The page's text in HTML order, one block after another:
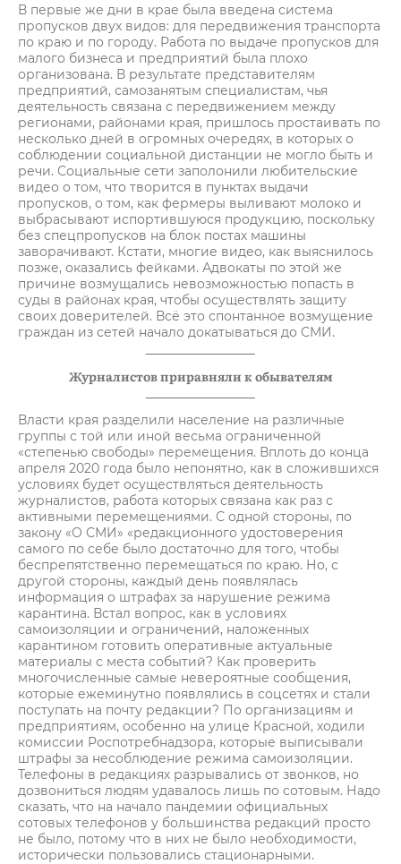
В первые же дни в крае была введена система
пропусков двух видов: для передвижения транспорта
по краю и по городу. Работа по выдаче пропусков для
малого бизнеса и предприятий была плохо
организована. В результате представителям
предприятий, самозанятым специалистам, чья
деятельность связана с передвижением между
регионами, районами края, пришлось простаивать по
несколько дней в огромных очередях, в которых о
соблюдении социальной дистанции не могло быть и
речи. Социальные сети заполонили любительские
видео о том, что творится в пунктах выдачи
пропусков, о том, как фермеры выливают молоко и
выбрасывают испортившуюся продукцию, поскольку
без спецпропусков на блок постах машины
заворачивают. Кстати, многие видео, как выяснилось
позже, оказались фейками. Адвокаты по этой же
причине возмущались невозможностью попасть в
суды в районах края, чтобы осуществлять защиту
своих доверителей. Всё это спонтанное возмущение
граждан из сетей начало докатываться до СМИ.
Журналистов приравняли к обывателям
Власти края разделили население на различные
группы с той или иной весьма ограниченной
«степенью свободы» перемещения. Вплоть до конца
апреля 2020 года было непонятно, как в сложившихся
условиях будет осуществляться деятельность
журналистов, работа которых связана как раз с
активными перемещениями. С одной стороны, по
закону «О СМИ» «редакционного удостоверения
самого по себе было достаточно для того, чтобы
беспрепятственно перемещаться по краю. Но, с
другой стороны, каждый день появлялась
информация о штрафах за нарушение режима
карантина. Встал вопрос, как в условиях
самоизоляции и ограничений, наложенных
карантином готовить оперативные актуальные
материалы с места событий? Как проверить
многочисленные самые невероятные сообщения,
которые ежеминутно появлялись в соцсетях и стали
поступать на почту редакции? По организациям и
предприятиям, особенно на улице Красной, ходили
комиссии Роспотребнадзора, которые выписывали
штрафы за несоблюдение режима самоизоляции.
Телефоны в редакциях разрывались от звонков, но
дозвониться людям удавалось лишь по сотовым. Надо
сказать, что на начало пандемии официальных
сотовых телефонов у большинства редакций просто
не было, потому что в них не было необходимости,
исторически пользовались стационарными.